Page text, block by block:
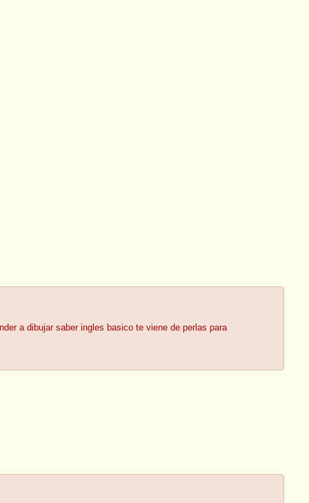
a dibujar saber ingles basico te viene de perlas para